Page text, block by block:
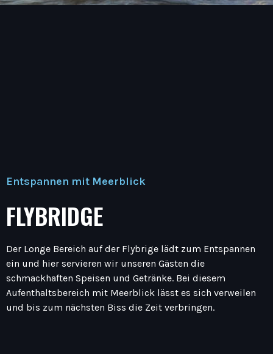
Entspannen mit Meerblick
FLYBRIDGE
Der Longe Bereich auf der Flybrige lädt zum Entspannen
ein und hier servieren wir unseren Gästen die
schmackhaften Speisen und Getränke. Bei diesem
Aufenthaltsbereich mit Meerblick lässt es sich verweilen
und bis zum nächsten Biss die Zeit verbringen.